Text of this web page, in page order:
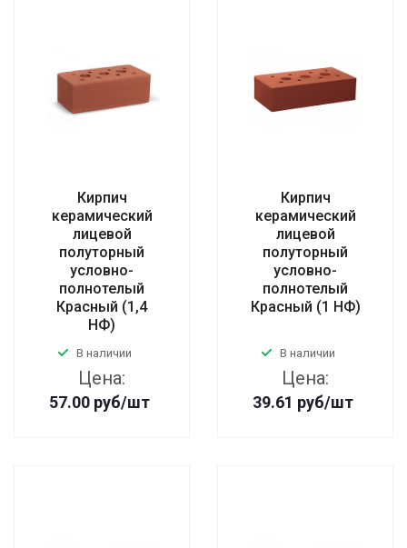
Кирпич
керамический
лицевой
полуторный
условно-
полнотелый
Красный (1,4
НФ)
В наличии
Цена:
57.00 руб/шт
Кирпич
керамический
лицевой
полуторный
условно-
полнотелый
Красный (1 НФ)
В наличии
Цена:
39.61 руб/шт